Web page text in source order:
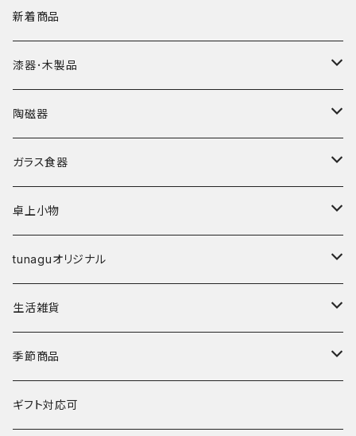
新着商品
漆器･木製品
皿
椀
弁当箱
その他
鉢
陶磁器
皿･プレート
鉢･ボウル
碗
丼
湯呑･カップ
鍋
ガラス食器
カップ
鉢
卓上小物
箸
箸置き
tunaguオリジナル
マングローブ
霞仙（KASEN）
春窯
生活雑貨
陶玉
季節商品
夏
ギフト対応可